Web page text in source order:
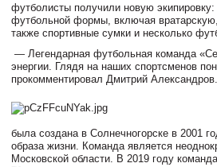
футболисты получили новую
футбольной формы, включая
также спортивные сумки и несколько
— Легендарная футбольная команда
энергии. Глядя на наших спортсменов
прокомментировал Дмитрий Александров.
была создана в Солнечногорске в 2001
образа жизни. Команда является
Московской области. В 2019 году